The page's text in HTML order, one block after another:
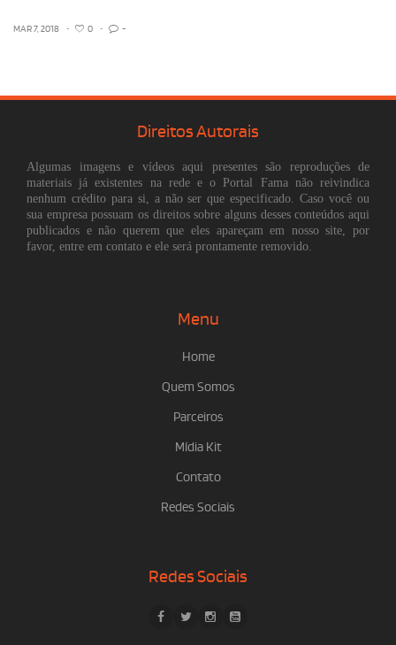
MAR 7, 2018 • 0 • -
Direitos Autorais
Algumas imagens e vídeos aqui presentes são reproduções de
materiais já existentes na rede e o Portal Fama não reivindica
nenhum crédito para si, a não ser que especificado. Caso você ou
sua empresa possuam os direitos sobre alguns desses conteúdos aqui
publicados e não querem que eles apareçam em nosso site, por
favor, entre em contato e ele será prontamente removido.
Menu
Home
Quem Somos
Parceiros
Mídia Kit
Contato
Redes Sociais
Redes Sociais